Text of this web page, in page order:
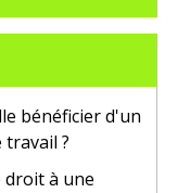
bénéficier d'un
?
droit à une